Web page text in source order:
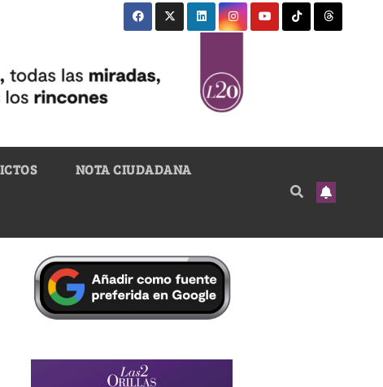
NOTA CIUDADANA